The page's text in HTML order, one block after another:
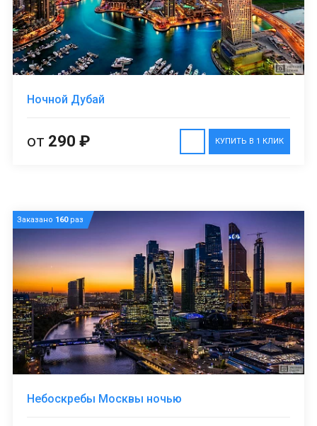
Ночной Дубай
КУПИТЬ В 1 КЛИК
от 290 ₽
Заказано 160раз
Небоскребы Москвы ночью